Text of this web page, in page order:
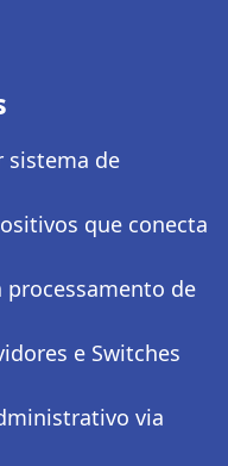
sistema de
que conecta
processamento de
e Switches
via